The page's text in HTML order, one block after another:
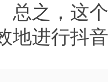
总之，这
地进行抖